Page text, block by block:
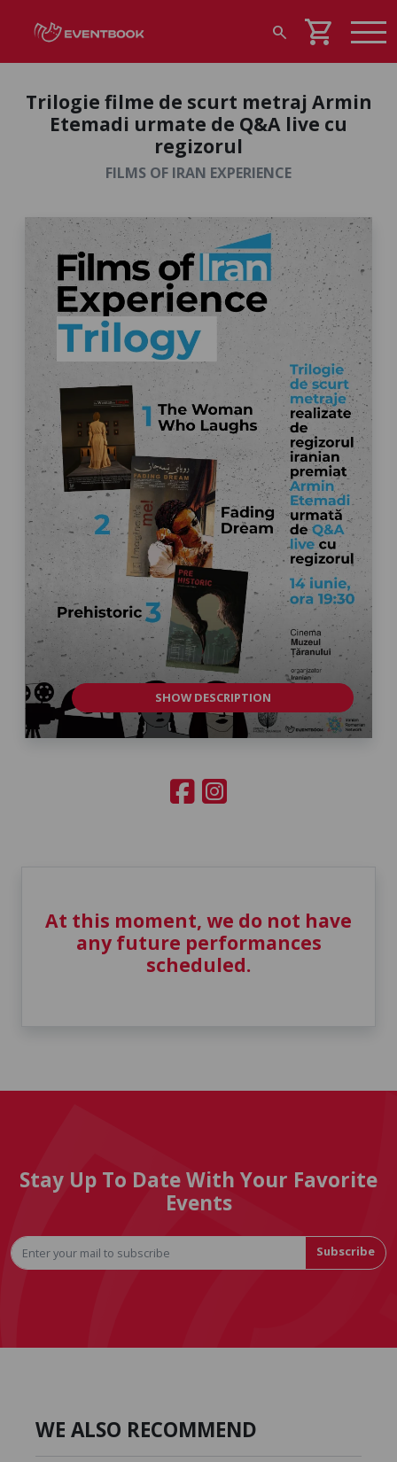
search shopping_cart
Trilogie filme de scurt metraj Armin
Etemadi urmate de Q&A live cu
regizorul
FILMS OF IRAN EXPERIENCE
SHOW DESCRIPTION
At this moment, we do not have
any future performances
scheduled.
Stay Up To Date With Your Favorite
Events
Subscribe
WE ALSO RECOMMEND